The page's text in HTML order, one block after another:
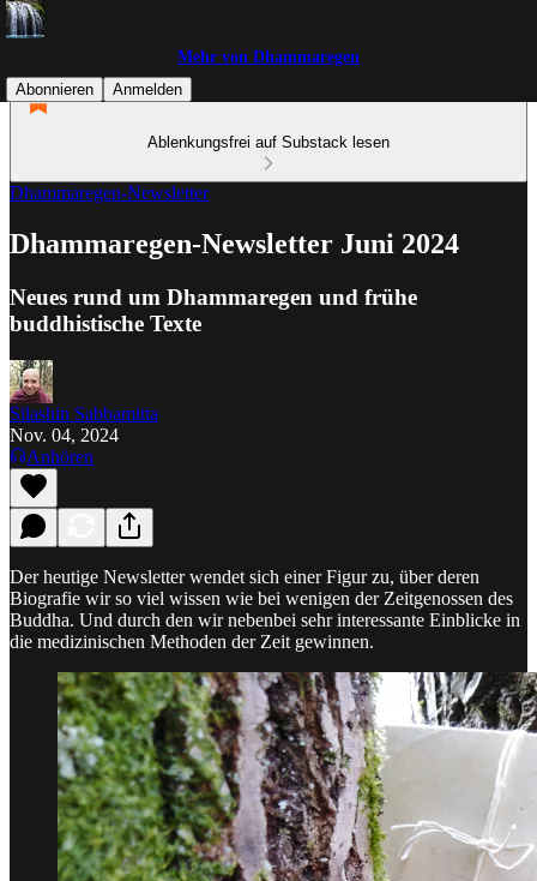
Mehr von Dhammaregen
Abonnieren
Anmelden
Ablenkungsfrei auf Substack lesen
Dhammaregen-Newsletter
Dhammaregen-Newsletter Juni 2024
Neues rund um Dhammaregen und frühe
buddhistische Texte
Silashin Sabbamitta
Nov. 04, 2024
Anhören
Der heutige Newsletter wendet sich einer Figur zu, über deren
Biografie wir so viel wissen wie bei wenigen der Zeitgenossen des
Buddha. Und durch den wir nebenbei sehr interessante Einblicke in
die medizinischen Methoden der Zeit gewinnen.